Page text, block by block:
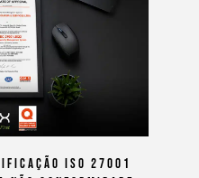
ISO 27001